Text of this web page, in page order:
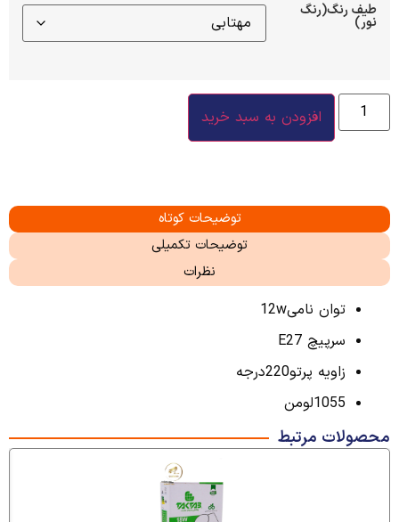
طیف رنگ(رنگ
نور)
افزودن به سبد خرید
توضیحات کوتاه
توضیحات تکمیلی
نظرات
توان نامی12w
سرپیچ E27
زاویه پرتو220درجه
1055لومن
محصولات مرتبط